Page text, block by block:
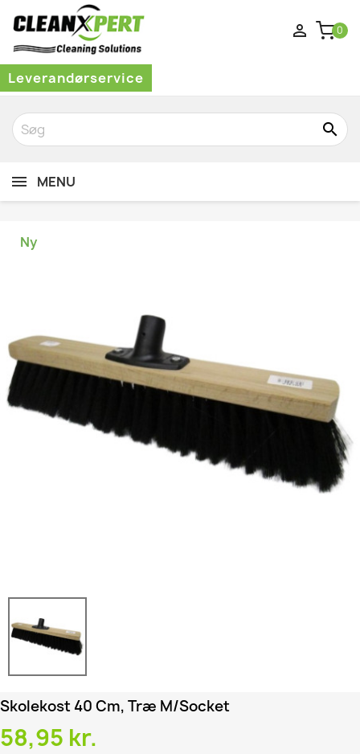
0

Leverandørservice
search
MENU
Ny
Skolekost 40 Cm, Træ M/socket
58,95 kr.